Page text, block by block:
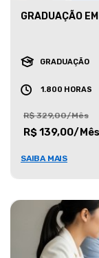
GRADUAÇÃO
GRADUAÇÃO
1.800 HORAS
R$ 329,00/Mês
R$ 139,00/Mês
SAIBA MAIS